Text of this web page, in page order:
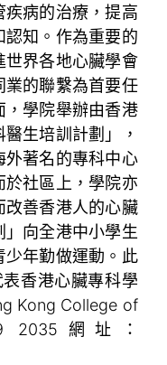
病的治療，提高
知。作為重要的
世界各地心臟學會
業的聯繫為首要任
學院舉辦由香港
生培訓計劃」，
著名的專科中心
社區上，學院亦
善香港人的心臟
向全港中小學生
年勤做運動。此
香港心臟專科學
Kong College of
2035網址：